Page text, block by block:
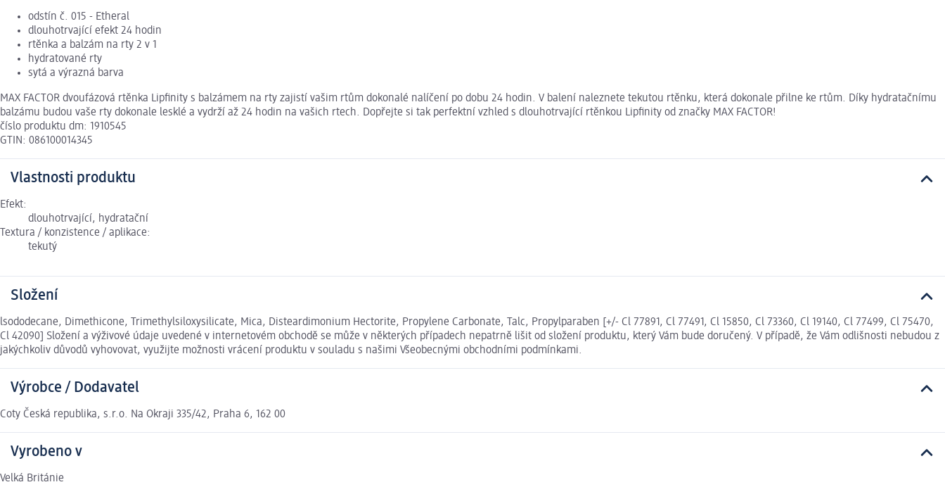
odstín č. 015 - Etheral
dlouhotrvající efekt 24 hodin
rtěnka a balzám na rty 2 v 1
hydratované rty
sytá a výrazná barva
MAX FACTOR dvoufázová rtěnka Lipfinity s balzámem na rty zajistí vašim rtům dokonalé nalíčení po dobu 24 hodin. V balení naleznete tekutou rtěnku, která dokonale přilne ke rtům. Díky hydratačnímu
balzámu budou vaše rty dokonale lesklé a vydrží až 24 hodin na vašich rtech. Dopřejte si tak perfektní vzhled s dlouhotrvající rtěnkou Lipfinity od značky MAX FACTOR!
číslo produktu dm: 1910545
GTIN: 086100014345
Vlastnosti produktu
Efekt:
dlouhotrvající, hydratační
Textura / konzistence / aplikace:
tekutý
Složení
lsododecane, Dimethicone, Trimethylsiloxysilicate, Mica, Disteardimonium Hectorite, Propylene Carbonate, Talc, Propylparaben [+/- Cl 77891, Cl 77491, Cl 15850, Cl 73360, Cl 19140, Cl 77499, Cl 75470,
Cl 42090] Složení a výživové údaje uvedené v internetovém obchodě se může v některých případech nepatrně lišit od složení produktu, který Vám bude doručený. V případě, že Vám odlišnosti nebudou z
jakýchkoliv důvodů vyhovovat, využijte možnosti vrácení produktu v souladu s našimi Všeobecnými obchodními podmínkami.
Výrobce / Dodavatel
Coty Česká republika, s.r.o. Na Okraji 335/42, Praha 6, 162 00
Vyrobeno v
Velká Británie